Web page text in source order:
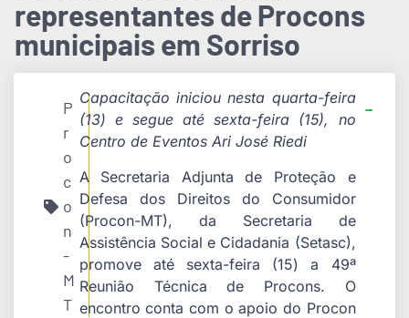
representantes de Procons
municipais em Sorriso
P
r
o
c
o
n
-
M
T
Capacitação iniciou nesta quarta-feira
(13) e segue até sexta-feira (15), no
Centro de Eventos Ari José Riedi
A Secretaria Adjunta de Proteção e
Defesa dos Direitos do Consumidor
(Procon-MT), da Secretaria de
Assistência Social e Cidadania (Setasc),
promove até sexta-feira (15) a 49ª
Reunião Técnica de Procons. O
encontro conta com o apoio do Procon